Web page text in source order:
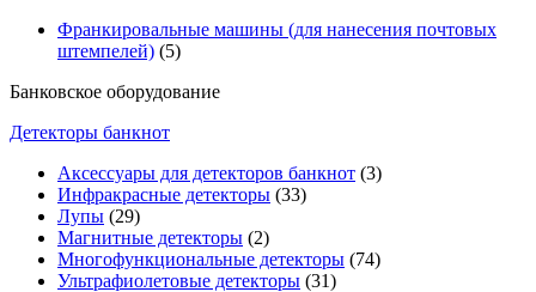
Франкировальные машины (для нанесения почтовых
штемпелей) (5)
Банковское оборудование
Детекторы банкнот
Аксессуары для детекторов банкнот (3)
Инфракрасные детекторы (33)
Лупы (29)
Магнитные детекторы (2)
Многофункциональные детекторы (74)
Ультрафиолетовые детекторы (31)